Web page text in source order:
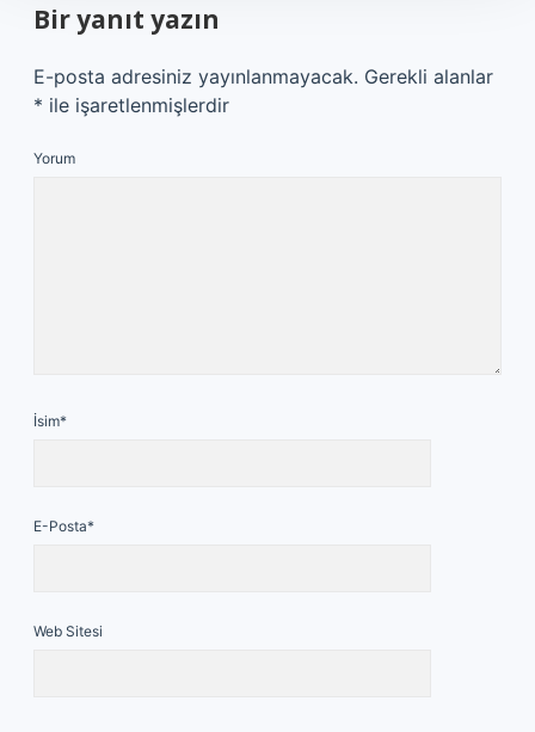
Bir yanıt yazın
E-posta adresiniz yayınlanmayacak. Gerekli alanlar
* ile işaretlenmişlerdir
Yorum
İsim*
E-Posta*
Web Sitesi